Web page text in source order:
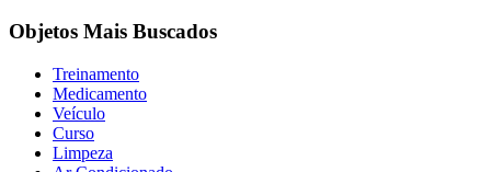
Objetos Mais Buscados
Treinamento
Medicamento
Veículo
Curso
Limpeza